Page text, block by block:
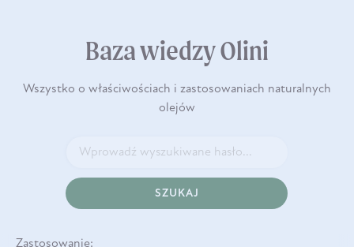
Baza wiedzy Olini
Wszystko o właściwościach i zastosowaniach naturalnych
olejów
SZUKAJ
Zastosowanie: